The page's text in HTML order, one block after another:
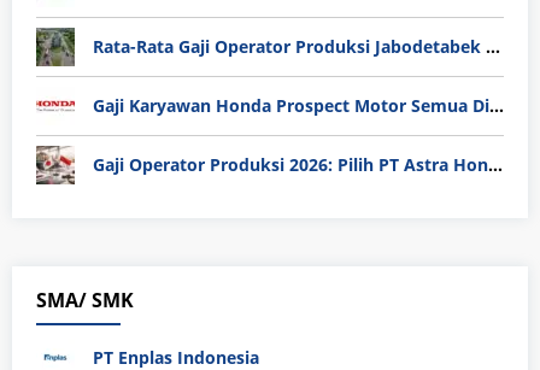
Rata-Rata Gaji Operator Produksi Jabodetabek 2025: Bedah Tuntas UMK, Lemburan, dan Realita Hidup Buruh
Gaji Karyawan Honda Prospect Motor Semua Divisi
Gaji Operator Produksi 2026: Pilih PT Astra Honda Motor (AHM) atau Manufaktur di Jepang?
SMA/ SMK
PT Enplas Indonesia